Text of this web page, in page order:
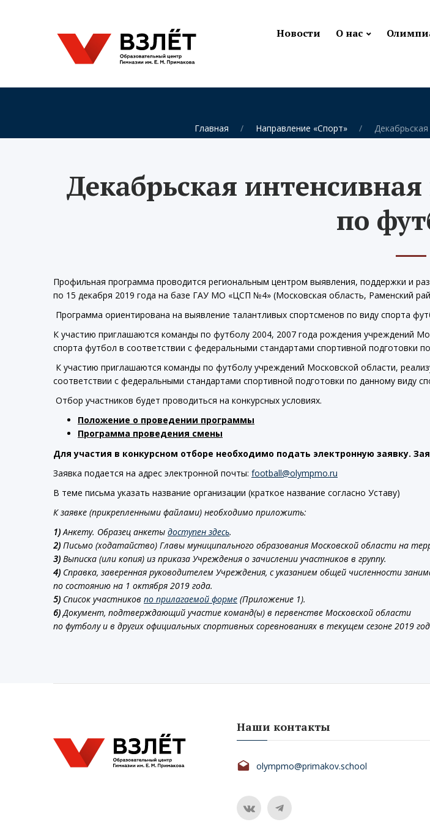
Новости О нас
Главная Направление «Спорт»
Декабрьская
по
Профильная программа проводится региональным центром выявления, поддержки и
по 15 декабря 2019 года на базе ГАУ МО «ЦСП №4» (Московская область, Раменский
Программа ориентирована на выявление талантливых спортсменов по виду спорта
К участию приглашаются команды по футболу 2004, 2007 года рождения учреждений
спорта футбол в соответствии с федеральными стандартами спортивной подготовки
К участию приглашаются команды по футболу учреждений Московской области,
соответствии с федеральными стандартами спортивной подготовки по данному виду
Отбор участников будет проводиться на конкурсных условиях.
Положение о проведении программы
Программа проведения смены
Для участия в конкурсном отборе необходимо подать электронную заявку.
Заявка подается на адрес электронной почты: football@olympmo.ru
В теме письма указать название организации (краткое название согласно Уставу)
К заявке (прикрепленными файлами) необходимо приложить:
1)Анкету. Образец анкеты доступен здесь.
2) Письмо (ходатайство) Главы муниципального образования Московской области на
3) Выписка (или копия) из приказа Учреждения о зачислении участников в группу.
4) Справка, заверенная руководителем Учреждения, с указанием общей численности
по состоянию на 1 октября 2019 года.
5) Список участников по прилагаемой форме (Приложение 1).
6)Документ, подтверждающий участие команд(ы) в первенстве Московской области
по футболу и в других официальных спортивных соревнованиях в текущем сезоне 2019
Наши контакты
olympmo@primakov.school